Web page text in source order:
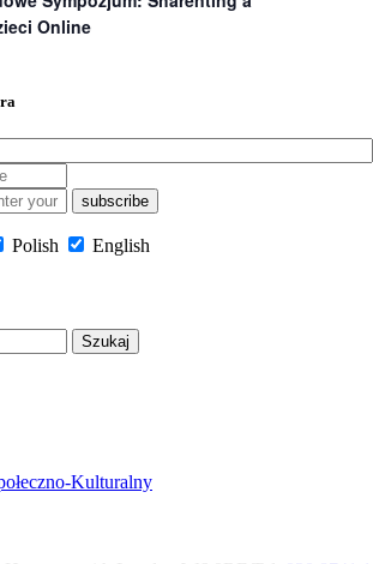
Online
Polish English